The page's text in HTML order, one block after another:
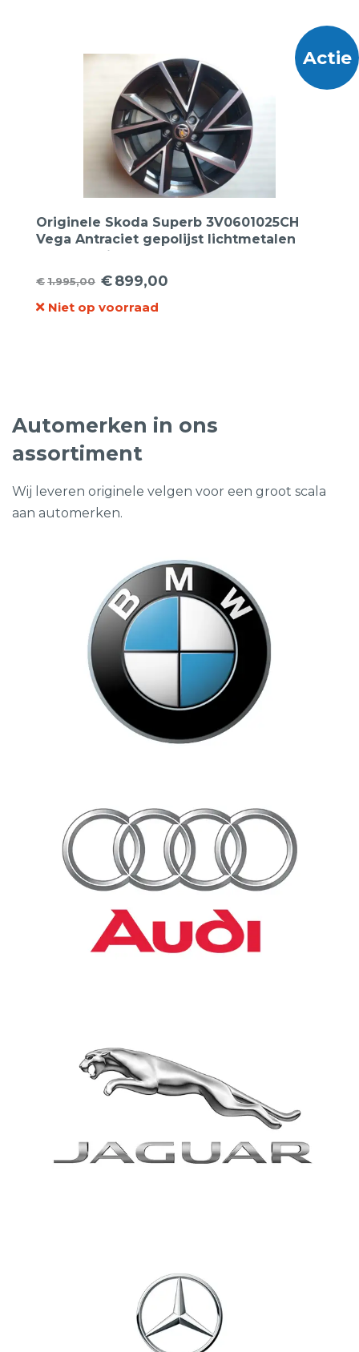
Actie
Originele Skoda Superb 3V0601025CH
Vega Antraciet gepolijst lichtmetalen
velgen 18 inch
€1.995,00
Oorspronkelijke
prijs
€899,00
Huidige
prijs
Niet op voorraad
Automerken in ons
assortiment
Wij leveren originele velgen voor een groot scala
aan automerken.